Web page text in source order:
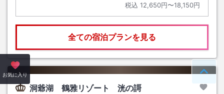
税込 12,650円〜18,150円
全ての宿泊プランを見る
洞爺湖 鶴雅リゾート 洸の謌
お気に入り ペー